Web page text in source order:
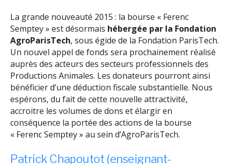
La grande nouveauté 2015 : la bourse « Ferenc
Semptey » est désormais hébergée par la Fondation
AgroParisTech, sous égide de la Fondation ParisTech.
Un nouvel appel de fonds sera prochainement réalisé
auprès des acteurs des secteurs professionnels des
Productions Animales. Les donateurs pourront ainsi
bénéficier d’une déduction fiscale substantielle. Nous
espérons, du fait de cette nouvelle attractivité,
accroitre les volumes de dons et élargir en
conséquence la portée des actions de la bourse
« Ferenc Semptey » au sein d’AgroParisTech.
Patrick Chapoutot (enseignant-